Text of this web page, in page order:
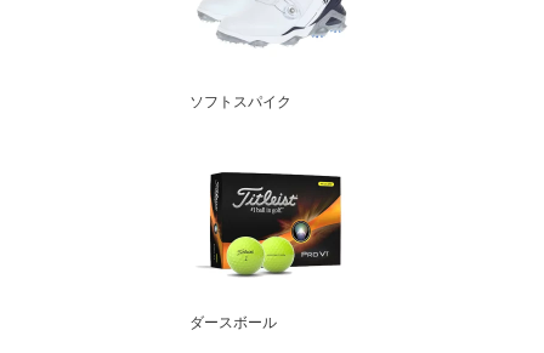
ソフトスパイク
ダースボール